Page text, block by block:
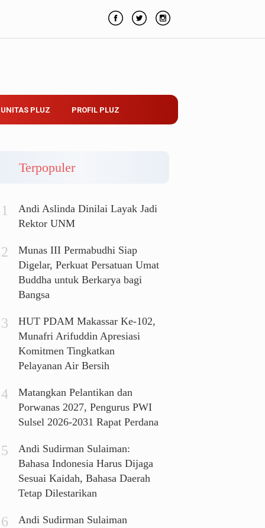
PLUZ PROFIL PLUZ
Terpopuler
Andi Aslinda Dinilai Layak Jadi
Rektor UNM
Munas III Permabudhi Siap
Digelar, Perkuat Persatuan Umat
Buddha untuk Berkarya bagi
Bangsa
HUT PDAM Makassar Ke-102,
Munafri Arifuddin Apresiasi
Komitmen Tingkatkan
Pelayanan Air Bersih
Matangkan Pelantikan dan
Porwanas 2027, Pengurus PWI
Sulsel 2026-2031 Rapat Perdana
Andi Sudirman Sulaiman:
Bahasa Indonesia Harus Dijaga
Sesuai Kaidah, Bahasa Daerah
Tetap Dilestarikan
Andi Sudirman Sulaiman